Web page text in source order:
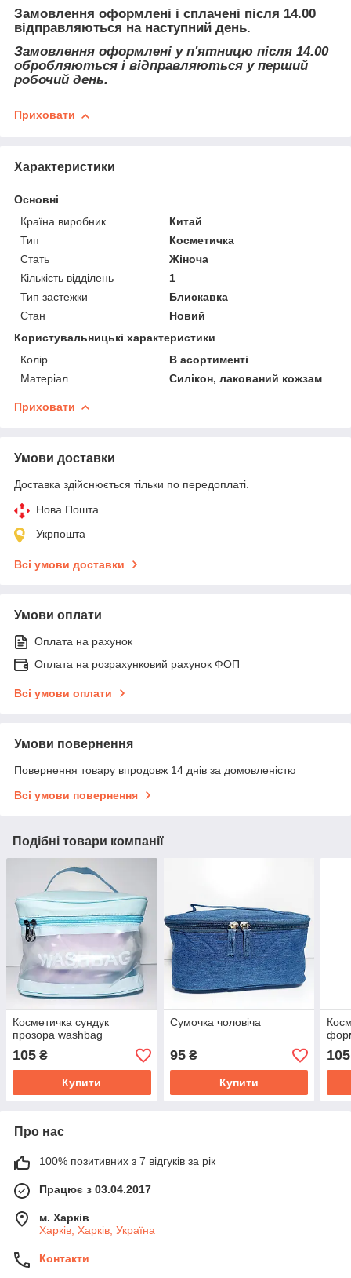
Замовлення оформлені і сплачені після 14.00
відправляються на наступний день.
Замовлення оформлені у п'ятницю після 14.00
обробляються і відправляються у перший
робочий день.
Приховати
Характеристики
Основні
Країна виробник
Китай
Тип
Косметичка
Стать
Жіноча
Кількість відділень
1
Тип застежки
Блискавка
Стан
Новий
Користувальницькі характеристики
Колір
В асортименті
Матеріал
Силікон, лакований кожзам
Приховати
Умови доставки
Доставка здійснюється тільки по передоплаті.
Нова Пошта
Укрпошта
Всі умови доставки
Умови оплати
Оплата на рахунок
Оплата на розрахунковий рахунок ФОП
Всі умови оплати
Умови повернення
Повернення товару впродовж 14 днів за домовленістю
Всі умови повернення
Подібні товари компанії
Косметичка сундук
прозора washbag
105 ₴
Купити
Сумочка чоловіча
95₴
Купити
105
Про нас
100% позитивних з 7 відгуків за рік
Працює з 03.04.2017
м. Харків
Харків, Харків, Україна
Контакти